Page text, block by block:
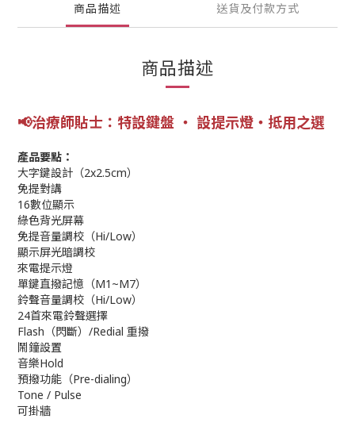
商品描述 送貨及付款方式
商品描述
📢治療師貼士 ：特設鍵盤 ‧ 設提示燈‧抵用之選
產品要點：
大字鍵設計（2x2.5cm）
免提對講
16數位顯示
綠色背光屏幕
免提音量調校（Hi/Low）
顯示屏光暗調校
來電提示燈
單鍵直撥記憶（M1~M7）
鈴聲音量調校（Hi/Low）
24首來電鈴聲選擇
Flash（閃斷）/Redial 重撥
鬧鐘設置
音樂Hold
預撥功能（Pre-dialing）
Tone / Pulse
可掛牆